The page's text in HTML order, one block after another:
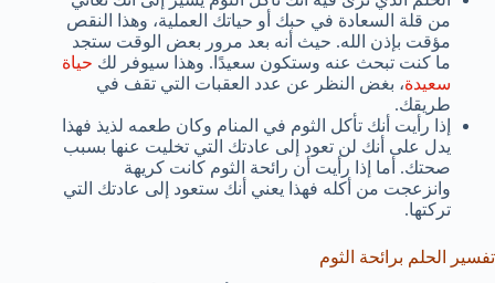
من قلة السعادة في حبك أو حياتك العملية، وهذا النقص
مؤقت بإذن الله. حيث أنه بعد مرور بعض الوقت ستجد
ما كنت تبحث عنه وستكون سعيدًا. وهذا سيوفر لك حياة
سعيدة، بغض النظر عن عدد العقبات التي تقف في
طريقك.
إذا رأيت أنك تأكل الثوم في المنام وكان طعمه لذيذ فهذا
يدل على أنك لن تعود إلى عادتك التي تخليت عنها بسبب
صحتك. أما إذا رأيت أن رائحة الثوم كانت كريهة
وانزعجت من أكله فهذا يعني أنك ستعود إلى عادتك التي
تركتها.
تفسير الحلم برائحة الثوم